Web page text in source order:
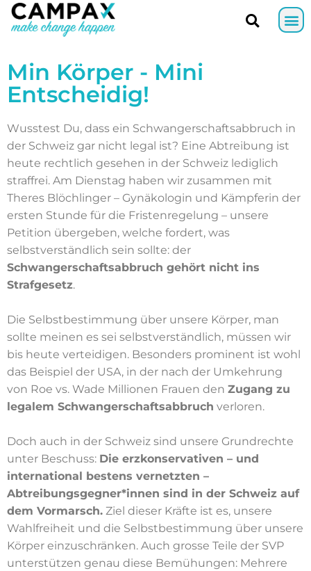
Min Körper - Mini
Entscheidig!
Wusstest Du, dass ein Schwangerschaftsabbruch in
der Schweiz gar nicht legal ist? Eine Abtreibung ist
heute rechtlich gesehen in der Schweiz lediglich
straffrei. Am Dienstag haben wir zusammen mit
Theres Blöchlinger – Gynäkologin und Kämpferin der
ersten Stunde für die Fristenregelung – unsere
Petition übergeben, welche fordert, was
selbstverständlich sein sollte: der
Schwangerschaftsabbruch gehört nicht ins
Strafgesetz.
Die Selbstbestimmung über unsere Körper, man
sollte meinen es sei selbstverständlich, müssen wir
bis heute verteidigen. Besonders prominent ist wohl
das Beispiel der USA, in der nach der Umkehrung
von Roe vs. Wade Millionen Frauen den Zugang zu
legalem Schwangerschaftsabbruch verloren.
Doch auch in der Schweiz sind unsere Grundrechte
unter Beschuss: Die erzkonservativen – und
international bestens vernetzten –
Abtreibungsgegner*innen sind in der Schweiz auf
dem Vormarsch. Ziel dieser Kräfte ist es, unsere
Wahlfreiheit und die Selbstbestimmung über unsere
Körper einzuschränken. Auch grosse Teile der SVP
unterstützen genau diese Bemühungen: Mehrere